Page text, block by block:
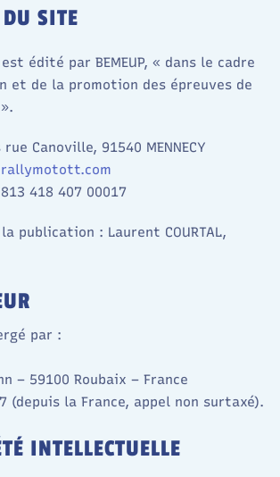
SITE
édité par BEMEUP, « dans le cadre
et de la promotion des épreuves de
Canoville, 91540 MENNECY
418 407 00017
publication : Laurent COURTAL,
par :
– 59100 Roubaix – France
(depuis la France, appel non surtaxé).
INTELLECTUELLE